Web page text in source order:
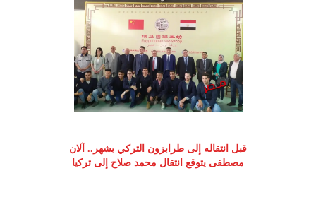
قبل انتقاله إلى طرابزون التركي بشهر.. آلان
مصطفى يتوقع انتقال محمد صلاح إلى تركيا